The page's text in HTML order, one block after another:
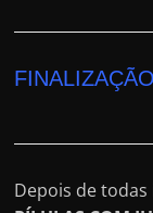
FINALIZAÇÃO
Depois de